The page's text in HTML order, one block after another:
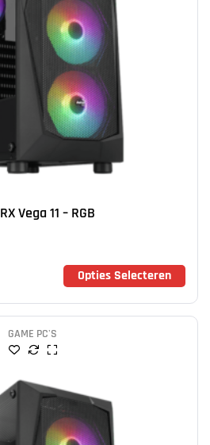
AMD Ryzen 5 3400 – RX Vega 11 – RGB
Opties Selecteren
GAME PC'S